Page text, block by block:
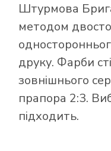
Штурмова
методом
друку. Фарби
зовнішнього
прапора 2:3.
підходить.